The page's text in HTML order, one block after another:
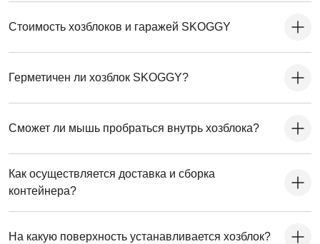
Стоимость хозблоков и гаражей SKOGGY
Герметичен ли хозблок SKOGGY?
Сможет ли мышь пробраться внутрь хозблока?
Как осуществляется доставка и сборка
контейнера?
На какую поверхность устанавливается хозблок?